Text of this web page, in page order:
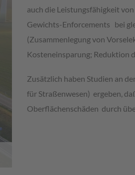
auch die Leistungsfähigkeit
Gewichts-Enforcements bei
(Zusammenlegung von
Kosteneinsparung; Reduktion
Zusätzlich haben Studien an
für Straßenwesen) ergeben,
Oberflächenschäden durch